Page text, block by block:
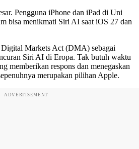
Pengguna iPhone dan iPad di Uni
bisa menikmati Siri AI saat iOS 27 dan
Markets Act (DMA) sebagai
Siri AI di Eropa. Tak butuh waktu
memberikan respons dan menegaskan
merupakan pilihan Apple.
ADVERTISEMENT